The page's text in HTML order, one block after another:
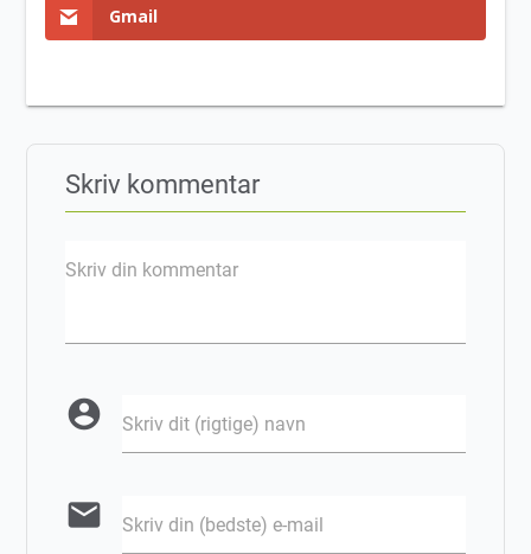
Gmail
Skriv kommentar
Skriv din kommentar
account_circle Skriv dit (rigtige) navn
email Skriv din (bedste) e-mail